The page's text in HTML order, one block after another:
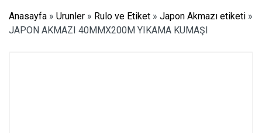
Anasayfa » Urunler » Rulo ve Etiket » Japon Akmazı etiketi »
JAPON AKMAZI 40MMX200M YIKAMA KUMAŞI